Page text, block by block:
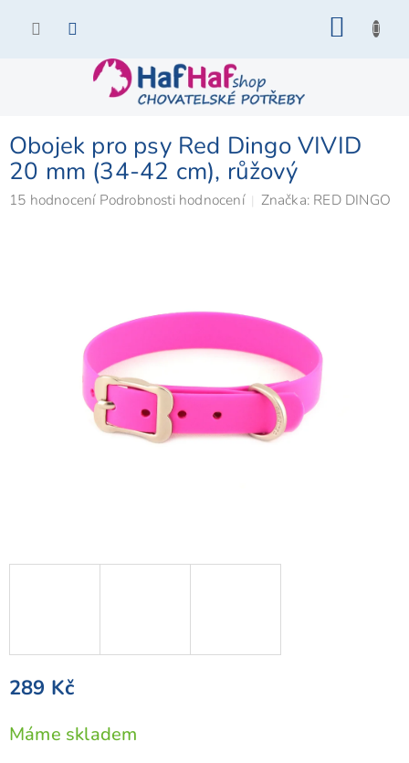
Obojek pro psy Red Dingo VIVID
20 mm (34-42 cm), růžový
Průměrné
15 hodnocení Podrobnosti hodnocení Značka: RED DINGO
289 Kč
Měrná
cena:
Máme skladem